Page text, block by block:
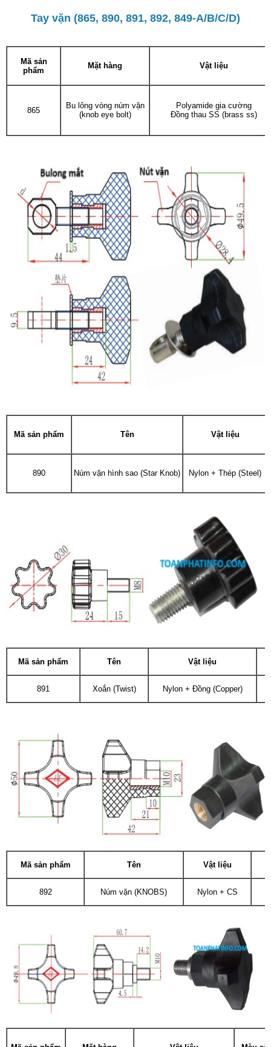
Tay vặn (865, 890, 891, 892, 849-A/B/C/D)
Mã sản
phẩm
Mặt hàng Vật liệu
865
Bu lông vòng núm vặn
(knob eye bolt)
Polyamide gia cường
Đồng thau SS (brass ss)
Mã sản phẩm Tên Vật liệu
890 Núm vặn hình sao (Star Knob) Nylon + Thép (Steel)
Mã sản phẩm Tên Vật liệu
891 Xoắn (Twist) Nylon + Đồng (Copper)
Mã sản phẩm Tên Vật liệu
892 Núm vặn (KNOBS) Nylon + CS